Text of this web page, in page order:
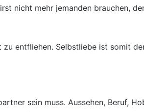
nicht mehr jemanden brauchen,
zu entfliehen. Selbstliebe ist somit
sein muss. Aussehen, Beruf,